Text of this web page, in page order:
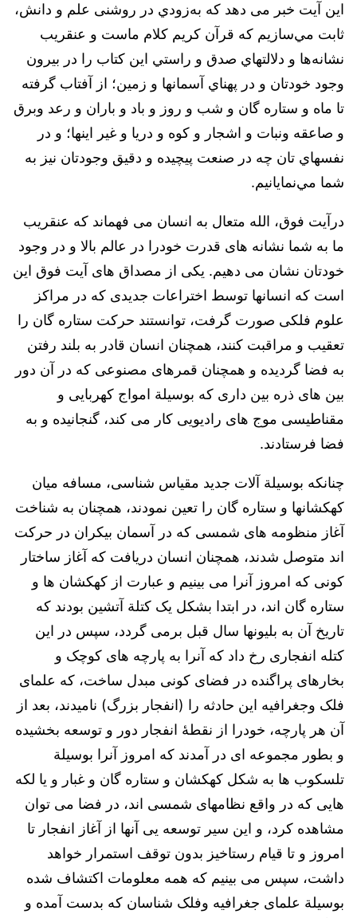
این آیت خبر می دهد که به‌زودي‌ در روشنی علم و دانش‌،
ثابت مي‌سازيم‌ كه‌ قرآن‌ کریم كلام‌ ماست‌ و عنقریب
نشانه‌ها و دلالتهاي‌ صدق‌ و راستي‌ این کتاب را در بيرون‌
وجود خودتان‌ و در پهناي‌ آسمانها و زمين‌؛ از آفتاب گرفته‌
تا ماه‌ و ستاره گان‌ و شب‌ و روز و باد و باران‌ و رعد وبرق‌
و صاعقه‌ ونبات‌ و اشجار و كوه‌ و دريا و غير اينها؛ و در
نفسهاي‌ تان چه در صنعت‌ پيچيده‌ و دقيق‌ وجودتان نيز به‌
شما‌ مي‌نمايانيم‌.
درآیت فوق، الله متعال به انسان می فهماند که عنقریب
ما به شما نشانه های قدرت خودرا در عالم بالا و در وجود
خودتان نشان می دهیم. یکی از مصداق های آیت فوق این
است که انسانها توسط اختراعات جدیدی که در مراکز
علوم فلکی صورت گرفت، توانستند حرکت ستاره گان را
تعقیب و مراقبت کنند، همچنان انسان قادر به بلند رفتن
به فضا گردیده و همچنان قمرهای مصنوعی که در آن دور
بین های ذره بین داری که بوسیلة امواج کهربایی و
مقناطیسی موج های رادیویی کار می کند، گنجانیده و به
فضا فرستادند.
چنانکه بوسیلة آلات جدید مقیاس شناسی، مسافه میان
کهکشانها و ستاره گان را تعین نمودند، همچنان به شناخت
آغاز منظومه های شمسی که در آسمان بیکران در حرکت
اند متوصل شدند، همچنان انسان دریافت که آغاز ساختار
کونی که امروز آنرا می بینیم و عبارت از کهکشان ها و
ستاره گان اند، در ابتدا بشکل یک کتلة آتشین بودند که
تاریخ آن به بلیونها سال قبل برمی گردد، سپس در این
کتله انفجاری رخ داد که آنرا به پارچه های کوچک و
بخارهای پراگنده در فضای کونی مبدل ساخت، که علمای
فلک وجغرافیه این حادثه را (انفجار بزرگ) نامیدند، بعد از
آن هر پارچه، خودرا از نقطۀ انفجار دور و توسعه بخشیده
و بطور مجموعه ای در آمدند که امروز آنرا بوسیلة
تلسکوب ها به شکل کهکشان و ستاره گان و غبار و یا لکه
هایی که در واقع نظامهای شمسی اند، در فضا می توان
مشاهده کرد، و این سیر توسعه یی آنها از آغاز انفجار تا
امروز و تا قیام رستاخیز بدون توقف استمرار خواهد
داشت، سپس می بینیم که همه معلومات اکتشاف شده
بوسیلة علمای جغرافیه وفلک شناسان که بدست آمده و